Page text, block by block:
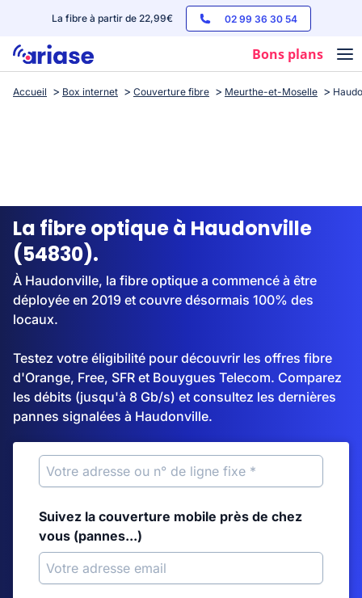
La fibre à partir de 22,99€ 02 99 36 30 54
Bons plans
Box internet
Streaming
Accueil Box internet Couverture fibre Meurthe-et-Moselle
La fibre optique à Haudonville
(54830).
À Haudonville, la fibre optique a commencé à être
déployée en 2019 et couvre désormais 100% des
locaux.
Testez votre éligibilité pour découvrir les offres fibre
d'Orange, Free, SFR et Bouygues Telecom. Comparez
les débits (jusqu'à 8 Gb/s) et consultez les dernières
pannes signalées à Haudonville.
Suivez la couverture mobile près de chez
vous (pannes...)